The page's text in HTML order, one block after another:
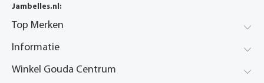
Jambelles.nl:
Top Merken
Informatie
Winkel Gouda Centrum